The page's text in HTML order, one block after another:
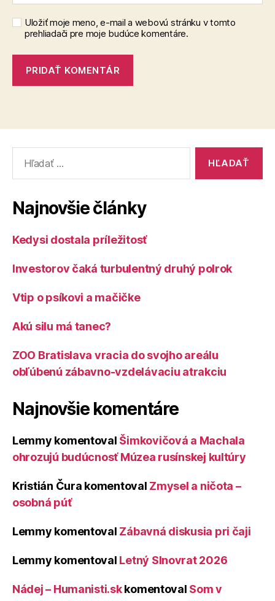
Uložiť moje meno, e-mail a webovú stránku v tomto
prehliadači pre moje budúce komentáre.
Najnovšie články
Kedysi dostala príležitosť
Investorov čaká turbulentný druhý polrok
Vtip o psíkovi a mačičke
Akú silu má tanec?
ZOO Bratislava vracia do svojho areálu
obľúbenú zábavno-vzdelávaciu atrakciu
Najnovšie komentáre
Lemmy komentoval Šimkovičová a Machala
ohrozujú budúcnosť Múzea rusínskej kultúry
Kristián Čura komentoval Zmysel a ničota –
osobná púť
Lemmy komentoval Zábavná diskusia pri čaji
Lemmy komentoval Letný Slnovrat 2026
Nádej – Humanisti.skkomentoval Som v